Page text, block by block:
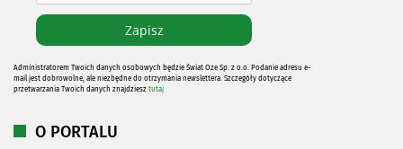
Administratorem Twoich danych osobowych będzie Świat Oze Sp. z o.o. Podanie adresu e-
mail jest dobrowolne, ale niezbędne do otrzymania newslettera. Szczegóły dotyczące
przetwarzania Twoich danych znajdziesz tutaj
O PORTALU